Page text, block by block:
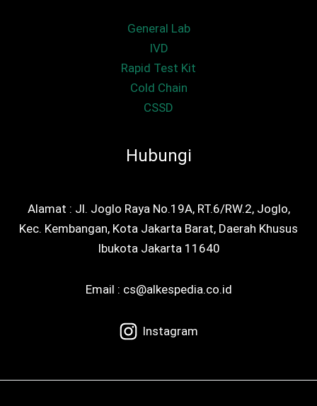
General Lab
IVD
Rapid Test Kit
Cold Chain
CSSD
Hubungi
Alamat : Jl. Joglo Raya No.19A, RT.6/RW.2, Joglo,
Kec. Kembangan, Kota Jakarta Barat, Daerah Khusus
Ibukota Jakarta 11640
Email : cs@alkespedia.co.id
Instagram